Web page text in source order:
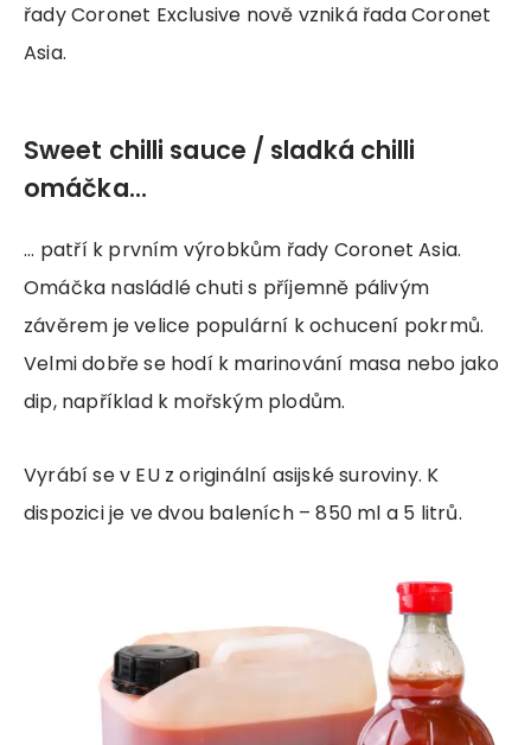
řady Coronet Exclusive nově vzniká řada Coronet
Asia.
Sweet chilli sauce / sladká chilli
omáčka...
... patří k prvním výrobkům řady Coronet Asia.
Omáčka nasládlé chuti s příjemně pálivým
závěrem je velice populární k ochucení pokrmů.
Velmi dobře se hodí k marinování masa nebo jako
dip, například k mořským plodům.
Vyrábí se v EU z originální asijské suroviny. K
dispozici je ve dvou baleních – 850 ml a 5 litrů.